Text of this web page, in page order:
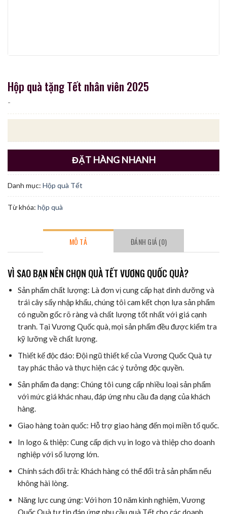
Hộp quà tặng Tết nhân viên 2025
-
ĐẶT HÀNG NHANH
Danh mục: Hộp quà Tết
Từ khóa: hộp quà
MÔ TẢ ĐÁNH GIÁ (0)
VÌ SAO BẠN NÊN CHỌN QUÀ TẾT VƯƠNG QUỐC QUÀ?
Sản phẩm chất lượng: Là đơn vị cung cấp hạt dinh dưỡng và
trái cây sấy nhập khẩu, chúng tôi cam kết chọn lựa sản phẩm
có nguồn gốc rõ ràng và chất lượng tốt nhất với giá cạnh
tranh. Tại Vương Quốc quà, mọi sản phẩm đều được kiểm tra
kỹ lưỡng về chất lượng.
Thiết kế độc đáo: Đội ngũ thiết kế của Vương Quốc Quà tự
tay phác thảo và thực hiện các ý tưởng độc quyền.
Sản phẩm đa dạng: Chúng tôi cung cấp nhiều loại sản phẩm
với mức giá khác nhau, đáp ứng nhu cầu đa dạng của khách
hàng.
Giao hàng toàn quốc: Hỗ trợ giao hàng đến mọi miền tổ quốc.
In logo & thiệp: Cung cấp dịch vụ in logo và thiệp cho doanh
nghiệp với số lượng lớn.
Chính sách đổi trả: Khách hàng có thể đổi trả sản phẩm nếu
không hài lòng.
Năng lực cung ứng: Với hơn 10 năm kinh nghiệm, Vương
Quốc Quà tự tin đáp ứng nhu cầu quà Tết cho các doanh